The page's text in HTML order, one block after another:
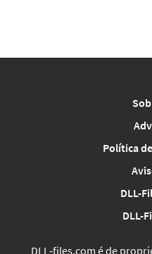
Política
DLL-
DLL-
DLL‑files.com é de